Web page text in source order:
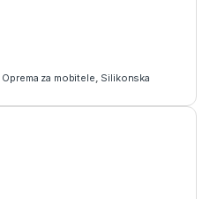
Oprema za mobitele Silikonska